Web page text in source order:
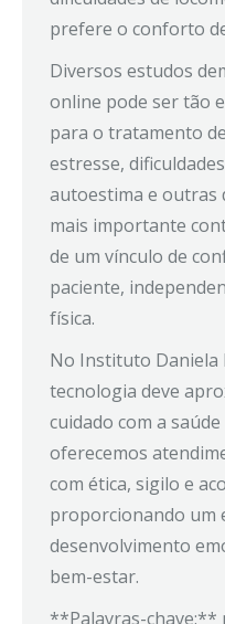
prefere o conforto
Diversos estudos
online pode ser tão
para o tratamento
estresse,
autoestima e outras
mais importante
de um vínculo de
paciente,
física.
No Instituto Daniela
tecnologia deve
cuidado com a
oferecemos
com ética, sigilo e
proporcionando um
desenvolvimento
bem-estar.
**Palavras-chave:**